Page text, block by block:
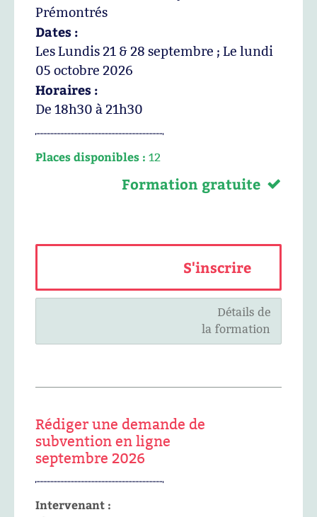
Prémontrés
Dates :
Les Lundis 21 & 28 septembre ; Le lundi
05 octobre 2026
Horaires :
De 18h30 à 21h30
Places disponibles : 12
Formation gratuite
S'inscrire
Détails de
la formation
Rédiger une demande de
subvention en ligne
septembre 2026
Intervenant :